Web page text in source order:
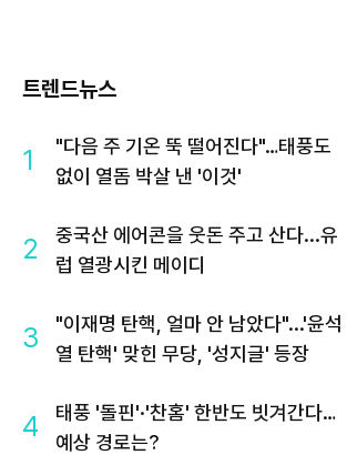
트렌드뉴스
1
"다음 주 기온 뚝 떨어진다"…태풍도
없이 열돔 박살 낸 '이것'
2
중국산 에어콘을 웃돈 주고 산다...유
럽 열광시킨 메이디
3
"이재명 탄핵, 얼마 안 남았다"...'윤석
열 탄핵' 맞힌 무당, '성지글' 등장
4
태풍 '돌핀'·'찬홈' 한반도 빗겨간다…
예상 경로는?